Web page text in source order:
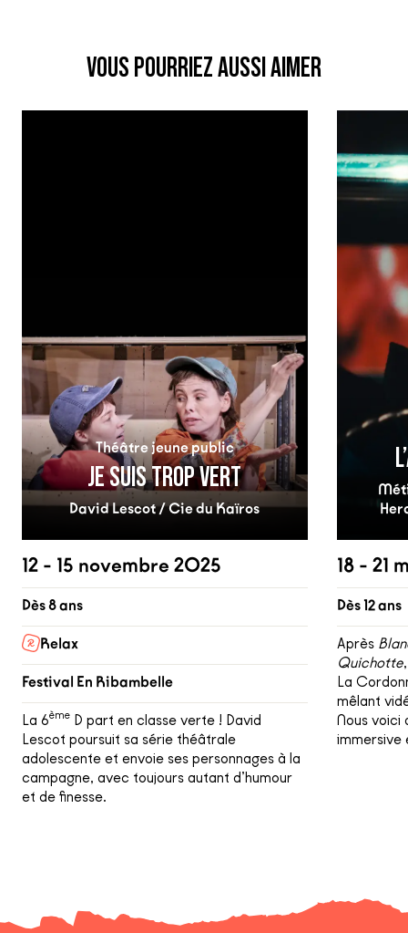
VOUS POURRIEZ AUSSI AIMER
Théâtre jeune public
JE SUIS TROP VERT
David Lescot / Cie du Kaïros
12 - 15 novembre 2025
Dès 8 ans
Relax
Festival En Ribambelle
La 6ème D part en classe verte ! David
Lescot poursuit sa série théâtrale
adolescente et envoie ses personnages à la
campagne, avec toujours autant d’humour
et de finesse.
18 - 21
Dès 12 ans
Après
Quichotte
La
mêlant
Nous voici
immersive